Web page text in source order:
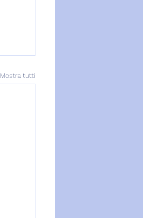
Mostra tutti